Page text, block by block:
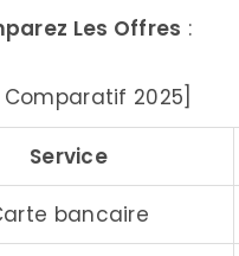
Les Offres :
Comparatif 2025]
Service
bancaire